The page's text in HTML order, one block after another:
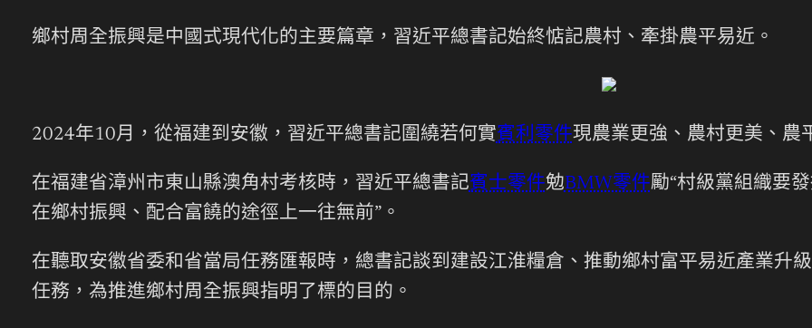
鄉村周全振興是中國式現代化的主要篇章，習近平總書記始終惦記農村、牽掛農平易近。
2024年10月，從福建到安徽，習近平總書記圍繞若何實賓利零件現農業更強、農村更美、農
在福建省漳州市東山縣澳角村考核時，習近平總書記賓士零件勉BMW零件勵“村級黨組織要
在鄉村振興、配合富饒的途徑上一往無前”。
在聽取安徽省委和省當局任務匯報時，總書記談到建設江淮糧倉、推動鄉村富平易近產業升
任務，為推進鄉村周全振興指明了標的目的。